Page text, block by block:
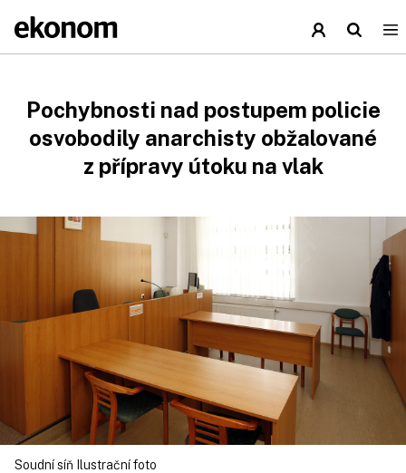
Pochybnosti nad postupem policie
osvobodily anarchisty obžalované
z přípravy útoku na vlak
Soudní síň Ilustrační foto